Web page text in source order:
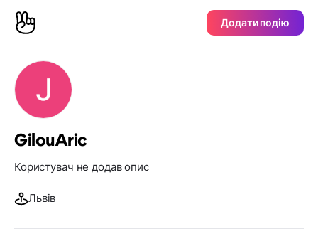
Додати подію
GilouAric
Користувач не додав опис
Львів